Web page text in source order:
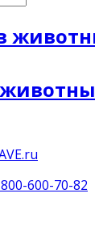
600-70-82